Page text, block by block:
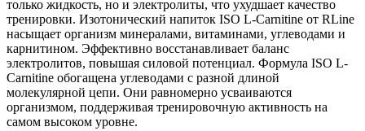
только жидкость, но и электролиты, что ухудшает качество
тренировки. Изотонический напиток ISO L-Carnitine от RLine
насыщает организм минералами, витаминами, углеводами и
карнитином. Эффективно восстанавливает баланс
электролитов, повышая силовой потенциал. Формула ISO L-
Carnitine обогащена углеводами с разной длиной
молекулярной цепи. Они равномерно усваиваются
организмом, поддерживая тренировочную активность на
самом высоком уровне.